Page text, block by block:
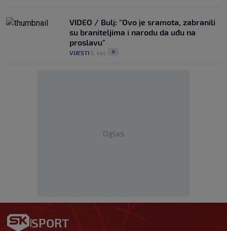
VIDEO / Bulj: "Ovo je sramota, zabranili
su braniteljima i narodu da uđu na
proslavu"
VIJESTI 5. kol. 6
Oglas
SPORT